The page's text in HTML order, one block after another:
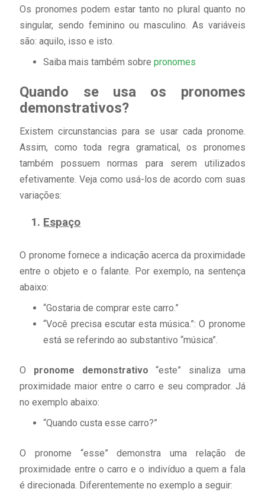
Os pronomes podem estar tanto no plural quanto no
singular, sendo feminino ou masculino. As variáveis
são: aquilo, isso e isto.
Saiba mais também sobrepronomes
Quando se usa os pronomes
demonstrativos?
Existem circunstancias para se usar cada pronome.
Assim, como toda regra gramatical, os pronomes
também possuem normas para serem utilizados
efetivamente. Veja como usá-los de acordo com suas
variações:
Espaço
O pronome fornece a indicação acerca da proximidade
entre o objeto e o falante. Por exemplo, na sentença
abaixo:
“Gostaria de comprar este carro.”
“Você precisa escutar esta música.”: O pronome
está se referindo ao substantivo “música”.
O pronome demonstrativo “este” sinaliza uma
proximidade maior entre o carro e seu comprador. Já
no exemplo abaixo:
“Quando custa esse carro?”
O pronome “esse” demonstra uma relação de
proximidade entre o carro e o indivíduo a quem a fala
é direcionada. Diferentemente no exemplo a seguir: